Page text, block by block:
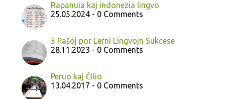
Rapanuia kaj indonezia lingvo
25.05.2024 - 0 Comments
5 Paŝoj por Lerni Lingvojn Sukcese
28.11.2023 - 0 Comments
Peruo kaj Ĉilio
13.04.2017 - 0 Comments